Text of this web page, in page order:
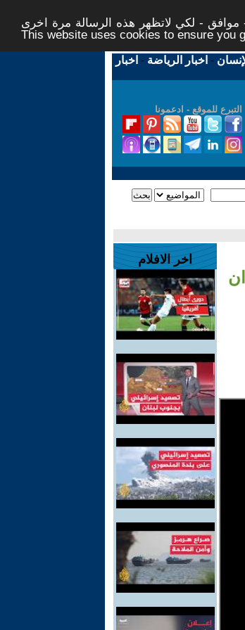
- لكي لاتظهر هذه الرسالة مرة اخرى -
This website uses cookies to ensure you
- اخبار الرياضة - اخبار
التبرع للموقع - ادعمونا
اخر الافلام